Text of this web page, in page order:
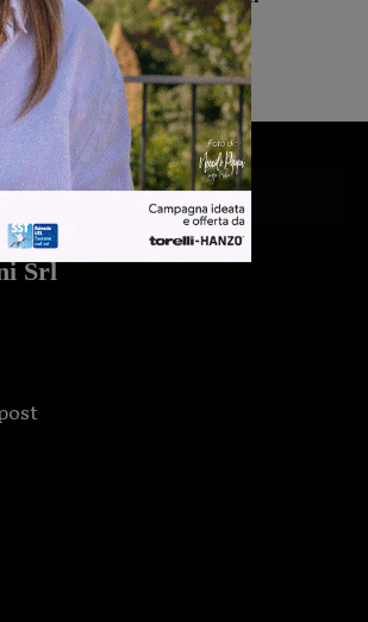
valdarnese Luca Livi
Martina Giardi - 9 Agosto 2026
Srl